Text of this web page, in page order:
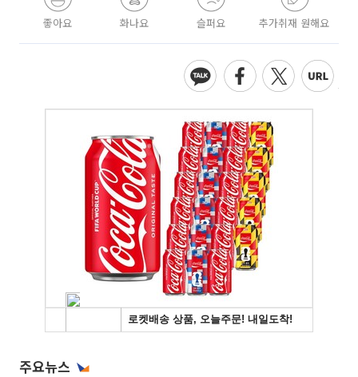
좋아요 화나요 슬퍼요 추가취재 원해요
주요뉴스